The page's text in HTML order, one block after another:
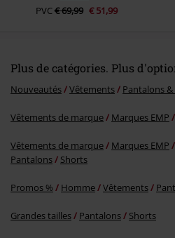
PVC€ 69,99 € 51,99
Plus de catégories. Plus
Nouveautés Vêtements Pantalons
Vêtements de marque Marques EMP
Vêtements de marque Marques EMP
Pantalons
Shorts
Promos % Homme Vêtements
Grandes tailles Pantalons Shorts